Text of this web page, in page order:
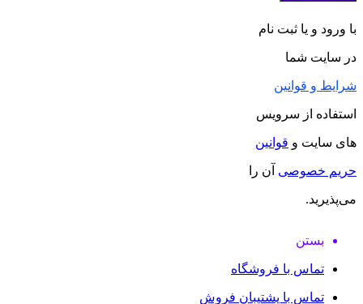
با ورود و یا ثبت نام
در سایت شما
شرایط و قوانین
استفاده از سرویس
های سایت و قوانین
حریم خصوصی آن را
می‌پذیرید.
بستن
تماس با فروشگاه
تماس با پشتیبان فروش